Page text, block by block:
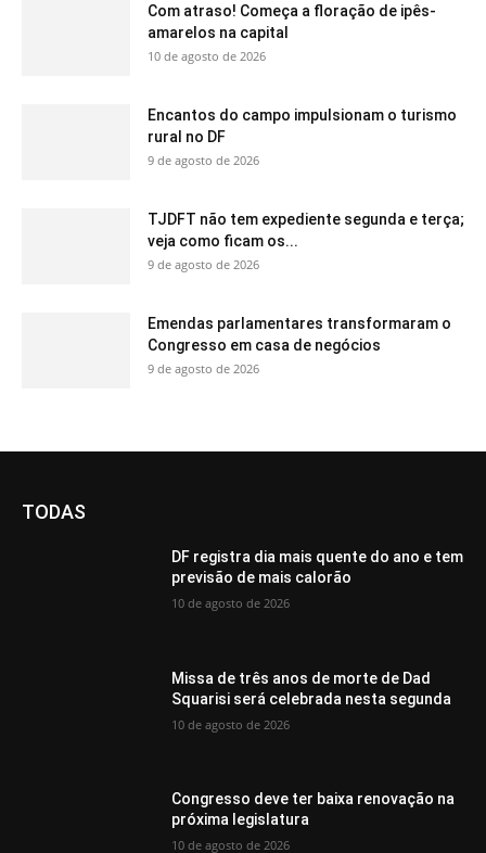
Com atraso! Começa a floração de ipês-
amarelos na capital
10 de agosto de 2026
Encantos do campo impulsionam o turismo
rural no DF
9 de agosto de 2026
TJDFT não tem expediente segunda e terça;
veja como ficam os...
9 de agosto de 2026
Emendas parlamentares transformaram o
Congresso em casa de negócios
9 de agosto de 2026
TODAS
DF registra dia mais quente do ano e tem
previsão de mais calorão
10 de agosto de 2026
Missa de três anos de morte de Dad
Squarisi será celebrada nesta segunda
10 de agosto de 2026
Congresso deve ter baixa renovação na
próxima legislatura
10 de agosto de 2026